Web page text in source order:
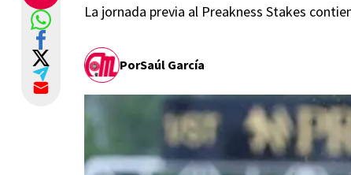
La jornada previa al Preakness Stakes
PorSaúl García